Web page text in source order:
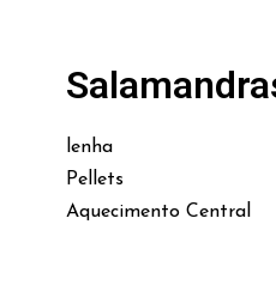
lenha
Pellets
Aquecimento Central